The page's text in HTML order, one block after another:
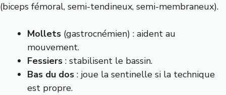
(biceps fémoral, semi-tendineux, semi-membraneux).
Mollets (gastrocnémien) : aident au
mouvement.
Fessiers : stabilisent le bassin.
Bas du dos : joue la sentinelle si la technique
est propre.